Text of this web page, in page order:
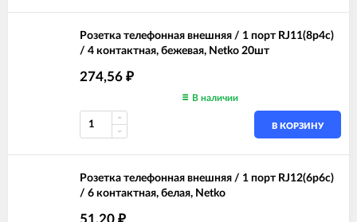
Розетка телефонная внешняя / 1 порт RJ11(8p4c)
/ 4 контактная, бежевая, Netko 20шт
274,56 ₽
В наличии
В КОРЗИНУ
Розетка телефонная внешняя / 1 порт RJ12(6p6c)
/ 6 контактная, белая, Netko
51,20 ₽